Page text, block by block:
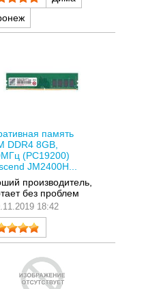
память
DDR4 8GB,
(PC19200)
JM2400H...
производитель,
без проблем
18:42